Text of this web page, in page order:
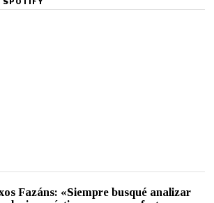
Fazáns: «Siempre busqué analizar